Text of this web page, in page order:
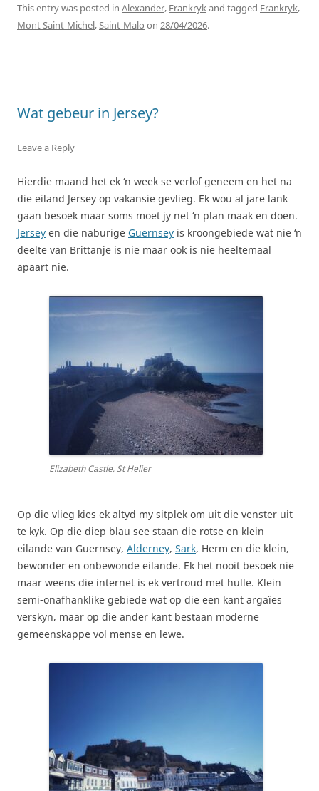
This entry was posted in Alexander, Frankrykand tagged Frankryk,
Mont Saint-Michel,Saint-Malo on 28/04/2026.
Wat gebeur in Jersey?
Leave a Reply
Hierdie maand het ek ‘n week se verlof geneem en het na
die eiland Jersey op vakansie gevlieg. Ek wou al jare lank
gaan besoek maar soms moet jy net ‘n plan maak en doen.
Jersey en die naburige Guernsey is kroongebiede wat nie ‘n
deelte van Brittanje is nie maar ook is nie heeltemaal
apaart nie.
Elizabeth Castle, St Helier
Op die vlieg kies ek altyd my sitplek om uit die venster uit
te kyk. Op die diep blau see staan die rotse en klein
eilande van Guernsey, Alderney, Sark, Herm en die klein,
bewonder en onbewonde eilande. Ek het nooit besoek nie
maar weens die internet is ek vertroud met hulle. Klein
semi-onafhanklike gebiede wat op die een kant argaïes
verskyn, maar op die ander kant bestaan moderne
gemeenskappe vol mense en lewe.